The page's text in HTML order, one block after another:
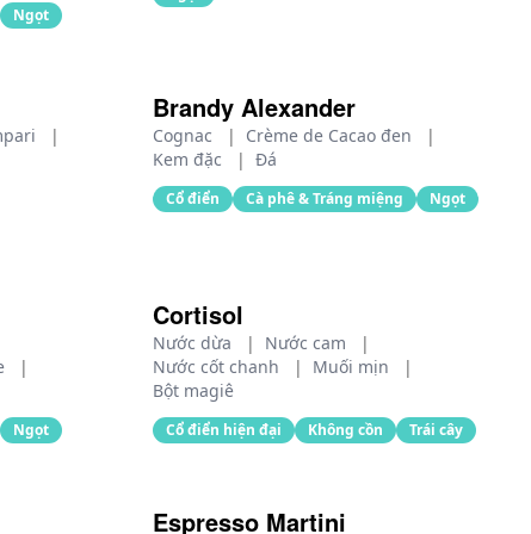
Ngọt
|
Brandy Alexander
Cognac | Crème de Cacao đen
|
Kem đặc
| Đá
Cổ điển Cà phê & Tráng miệng Ngọt
|
Ngọt
Cortisol
Nước dừa | Nước cam
|
Nước cốt chanh
| Muối mịn
|
Bột magiê
Cổ điển hiện đại Không cồn Trái cây
Espresso Martini